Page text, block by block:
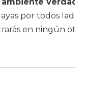
por todos
en ningún